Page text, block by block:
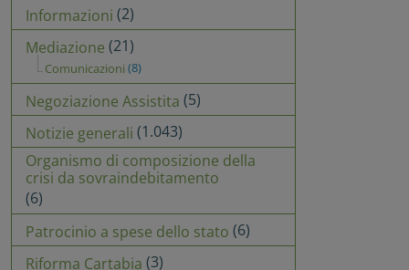
Informazioni (2)
Mediazione (21)
Comunicazioni (8)
Negoziazione Assistita (5)
Notizie generali (1.043)
Organismo di composizione della
crisi da sovraindebitamento
(6)
Patrocinio a spese dello stato (6)
Riforma Cartabia (3)